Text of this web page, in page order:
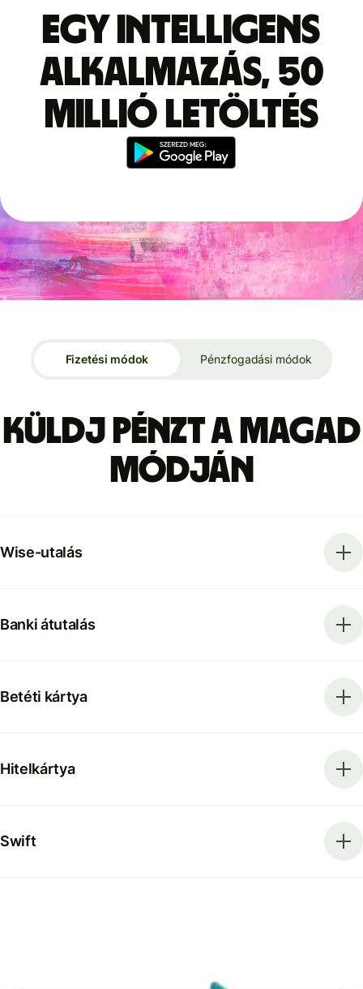
Egy intelligens
alkalmazás, 50
millió letöltés
Fizetési módok Pénzfogadási módok
Küldj pénzt a magad
módján
Wise-utalás
Banki átutalás
Betéti kártya
Hitelkártya
Swift